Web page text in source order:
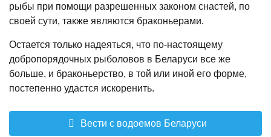
рыбы при помощи разрешенных законом снастей, по
своей сути, также являются браконьерами.
Остается только надеяться, что по-настоящему
добропорядочных рыболовов в Беларуси все же
больше, и браконьерство, в той или иной его форме,
постепенно удастся искоренить.
Вести с водоемов Беларуси